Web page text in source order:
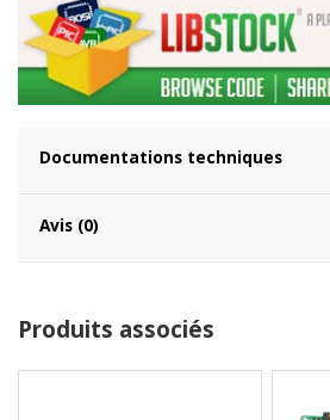
Documentations techniques
Avis (0)
Produits associés